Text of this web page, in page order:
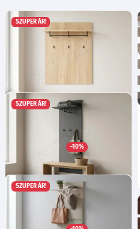
SZUPER ÁR!
Cipora 11 fogas - Nagano
Mé:24.5cm
-10%
32 225
SZUPER ÁR!
Mive TYP D előszobafal fogas
Sz:60 Mé:28cm
SZUPER ÁR!